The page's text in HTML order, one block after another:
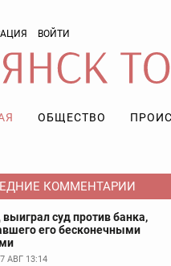
ВОЙТИ
ОБЩЕСТВО
КОММЕНТАРИИ
суд против банка,
его бесконечными
АВГ 13:14